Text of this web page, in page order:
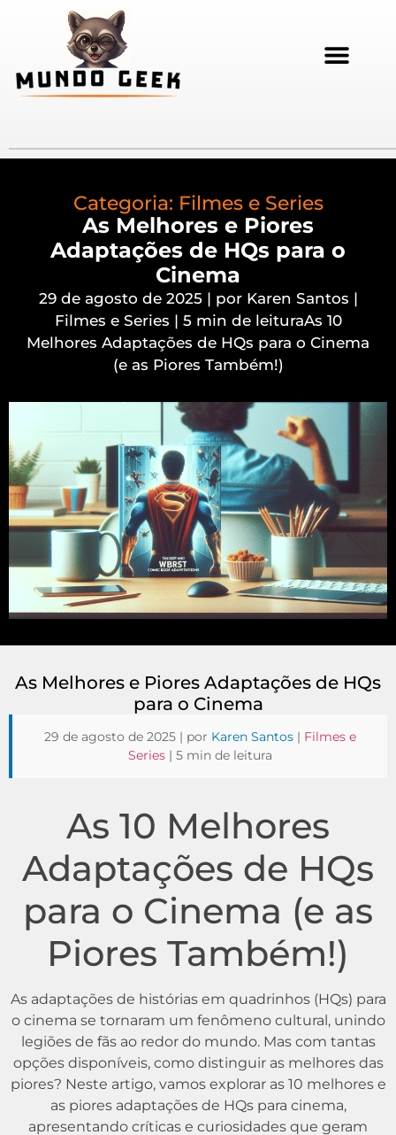
Categoria: Filmes e Series
As Melhores e Piores
Adaptações de HQs para o
Cinema
29 de agosto de 2025 | por Karen Santos |
Filmes e Series | 5 min de leituraAs 10
Melhores Adaptações de HQs para o Cinema
(e as Piores Também!)
As Melhores e Piores Adaptações de HQs
para o Cinema
29 de agosto de 2025 | por Karen Santos| Filmes e
Series| 5 min de leitura
As 10 Melhores
Adaptações de HQs
para o Cinema (e as
Piores Também!)
As adaptações de histórias em quadrinhos (HQs) para
o cinema se tornaram um fenômeno cultural, unindo
legiões de fãs ao redor do mundo. Mas com tantas
opções disponíveis, como distinguir as melhores das
piores? Neste artigo, vamos explorar as 10 melhores e
as piores adaptações de HQs para cinema,
apresentando críticas e curiosidades que geram